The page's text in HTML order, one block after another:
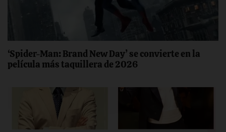
‘Spider-Man: Brand New Day’ se convierte en la
película más taquillera de 2026